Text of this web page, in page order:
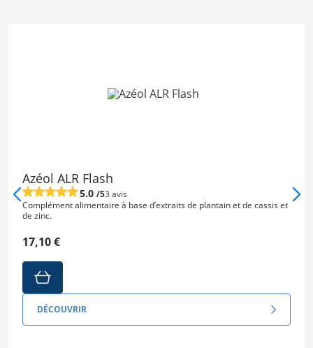
Azéol ALR Flash
5.0 /53 avis
Complément alimentaire à base d’extraits de plantain et de cassis et
de zinc.
17,10 €
DÉCOUVRIR